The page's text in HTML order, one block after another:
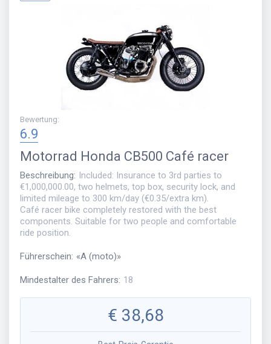
Bewertung:
6.9
Motorrad Honda CB500 Café racer
Beschreibung:
Included: Insurance to 3rd parties to
€1,000,000.00, two helmets, top box, security lock, and
limited mileage to 300 km/day (€0.35/extra km).
Café racer bike completely restored with the best
components. Suitable for two people and comfortable
ride position.
Führerschein: «A (moto)»
Mindestalter des Fahrers: 18
€ 38,68